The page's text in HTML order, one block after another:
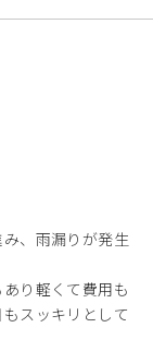
、雨漏りが発生
り軽くて費用も
スッキリとして